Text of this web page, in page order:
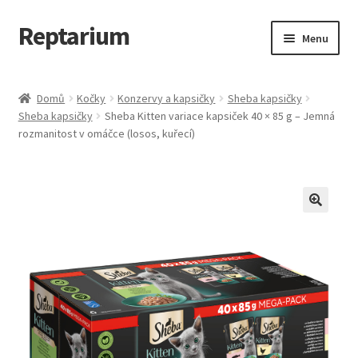
Přeskočit
na
Přejít
k
webu
Reptarium Menu
Košík
Pokladna
Vše pro kočky
Domů Kočky Konzervy a kapsičky
Sheba kapsičky
Sheba kapsičky
Sheba Kitten variace kapsiček 40 × 85 g – Jemná
rozmanitost v omáčce (losos, kuřecí)